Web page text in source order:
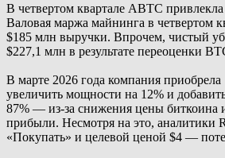
В четвертом квартале ABTC
Валовая маржа майнинга в четвертом
$185 млн выручки. Впрочем, чистый
$227,1 млн в результате переоценки
В марте 2026 года компания
увеличить мощности на 12% и
87% — из-за снижения цены биткоина
прибыли. Несмотря на это, аналитики
«Покупать» и целевой ценой $4 —